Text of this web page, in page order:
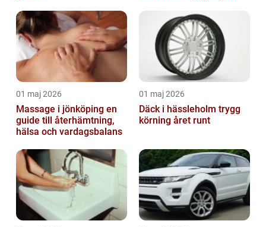
01 maj 2026
Massage i jönköping en
guide till återhämtning,
hälsa och vardagsbalans
01 maj 2026
Däck i hässleholm trygg
körning året runt